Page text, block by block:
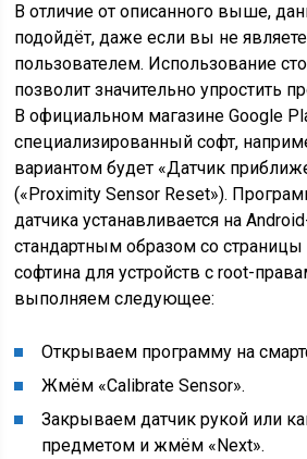
В отличие от описанного выше,
подойдёт, даже если вы не
пользователем. Использование
позволит значительно упростить
В официальном магазине Google
специализированный софт,
вариантом будет «Датчик
(«Proximity Sensor Reset»).
датчика устанавливается на
стандартным образом со страницы
софтина для устройств с root-
выполняем следующее:
Открываем программу на
Жмём «Calibrate Sensor».
Закрываем датчик рукой или
предметом и жмём «Next».